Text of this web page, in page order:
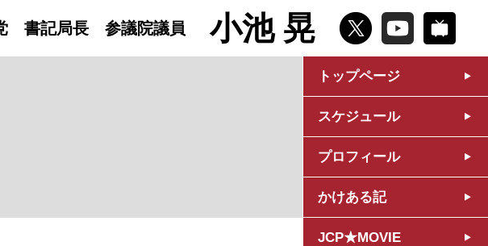
書記局長 参議院議員 小池 晃
トップページ
スケジュール
プロフィール
かけある記
JCP★MOVIE